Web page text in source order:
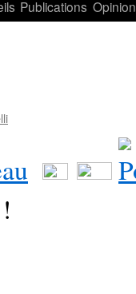
Publications